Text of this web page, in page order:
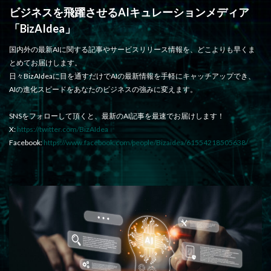
ビジネスを飛躍させるAIキュレーションメディア
「BizAIdea」
国内外の最新AIに関する記事やサービスリリース情報を、どこよりも早くま
とめてお届けします。
日々BizAIdeaに目を通すだけでAIの最新情報を手軽にキャッチアップでき、
AIの進化スピードをあなたのビジネスの強みに変えます。
SNSをフォローして頂くと、最新のAI記事を最速でお届けします！
X: https://twitter.com/BizAIdea
Facebook: https://www.facebook.com/people/Bizaidea/61554218505638/